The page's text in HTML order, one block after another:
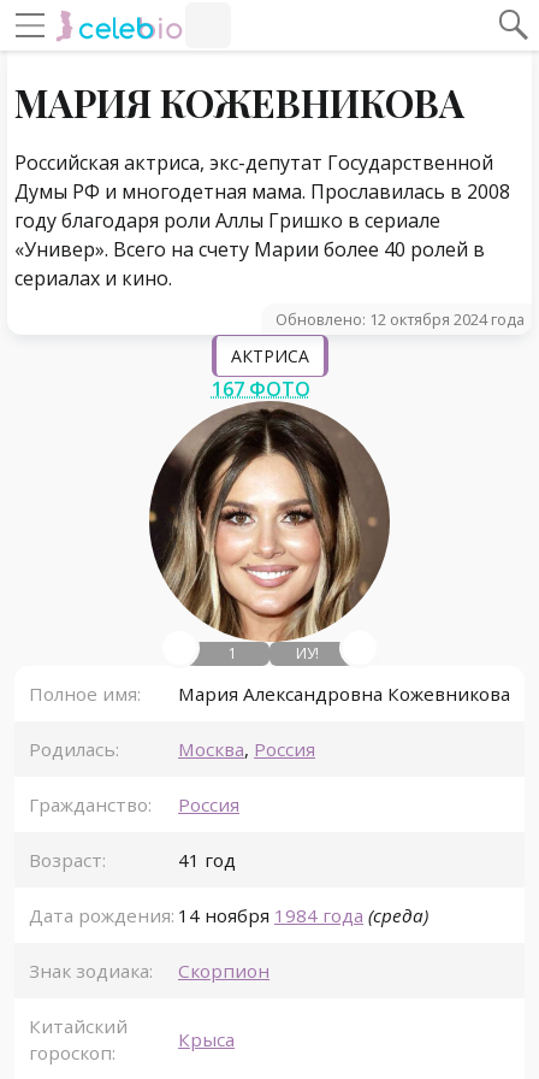
Навигация по сайту
МАРИЯ КОЖЕВНИКОВА
Российская актриса, экс-депутат Государственной
Думы РФ и многодетная мама. Прославилась в 2008
году благодаря роли Аллы Гришко в сериале
«Универ». Всего на счету Марии более 40 ролей в
сериалах и кино.
Обновлено: 12 октября 2024 года
АКТРИСА
167 ФОТО
1 ИУ!
Полное имя: Мария Александровна Кожевникова
Родилась: Москва, Россия
Гражданство: Россия
Возраст: 41 год
Дата рождения: 14 ноября 1984 года (среда)
Знак зодиака: Скорпион
Китайский
гороскоп:
Крыса